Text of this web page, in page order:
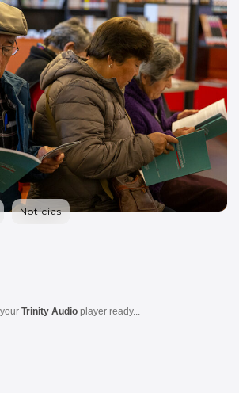
Noticias
Trinity Audio player ready...